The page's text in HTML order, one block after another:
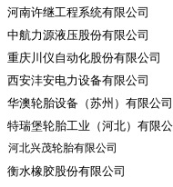
河南许继工程系统有限公司
中航力源液压股份有限公司
重庆川仪自动化股份有限公司
西安沣安电力设备有限公司
华澳轮胎设备（苏州）有限公司
特瑞堡轮胎工业（河北）有限公
河北兴茂轮胎有限公司
衡水橡胶股份有限公司